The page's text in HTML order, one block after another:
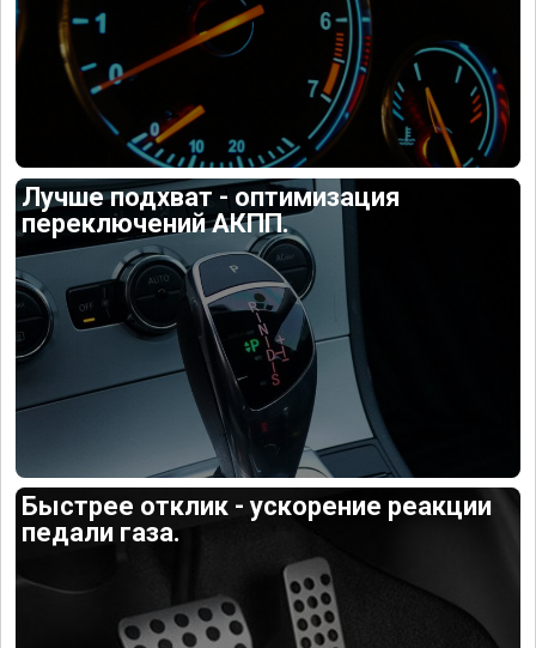
Лучше подхват - оптимизация
переключений АКПП.
Быстрее отклик - ускорение реакции
педали газа.